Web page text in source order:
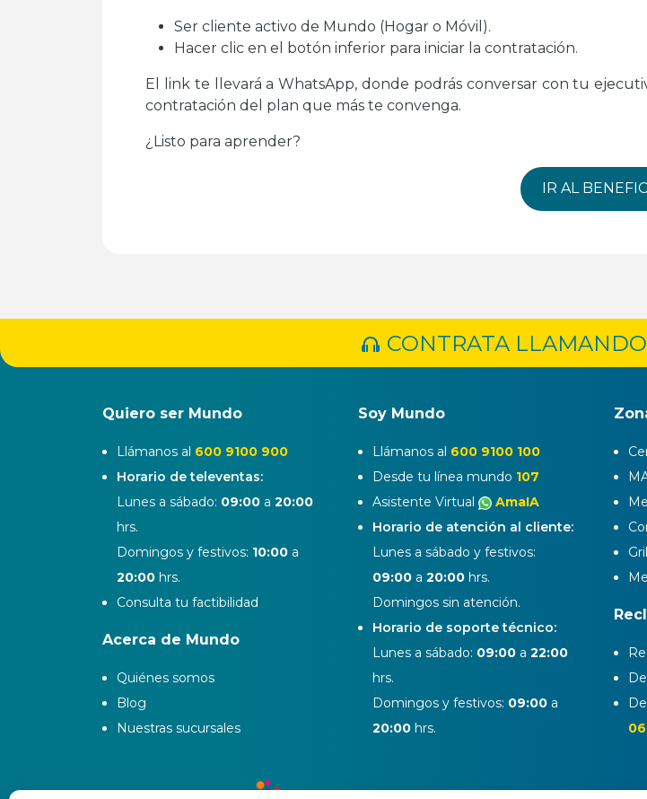
Ser cliente activo de Mundo (Hogar o Móvil).
Hacer clic en el botón inferior para iniciar la contratación.
El link te llevará a WhatsApp, donde podrás conversar con tu
contratación del plan que más te convenga.
¿Listo para aprender?
IR AL
CONTRATA
Quiero ser Mundo
Llámanos al 600 9100 900
Horario de televentas:
Lunes a sábado: 09:00 a 20:00
hrs.
Domingos y festivos: 10:00 a
20:00 hrs.
Consulta tu factibilidad
Acerca de Mundo
Quiénes somos
Blog
Nuestras sucursales
Soy Mundo
Llámanos al 600 9100 100
Desde tu línea mundo 107
Asistente Virtual
AmaIA
Horario de atención al cliente:
Lunes a sábado y festivos:
09:00 a 20:00 hrs.
Domingos sin atención.
Horario de soporte técnico:
Lunes a sábado: 09:00 a 22:00
hrs.
Domingos y festivos: 09:00 a
20:00 hrs.